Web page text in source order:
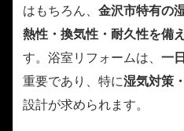
はもちろん、 金沢市特有の
熱性・換気性・耐久性を備
す。浴室リフォームは、 一
重要であり、特に湿気対策
設計が求められます。